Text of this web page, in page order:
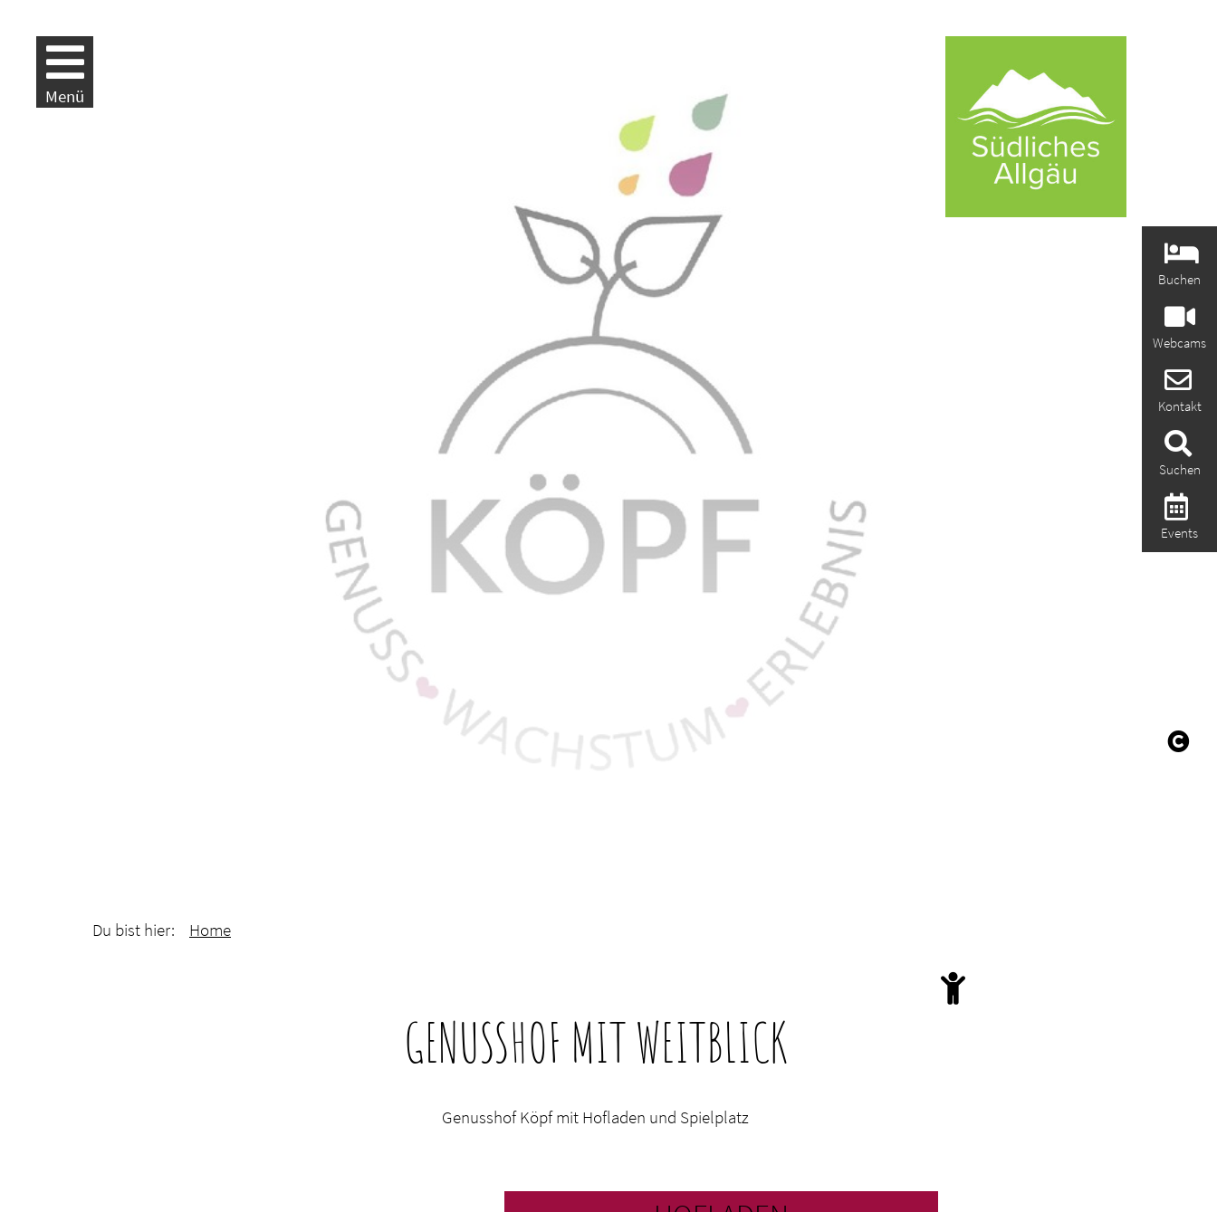
Buchen
Webcams
Kontakt
Suchen
Events
Menü
Du bist hier: Home
GENUSSHOF MIT WEITBLICK
Genusshof Köpf mit Hofladen und Spielplatz